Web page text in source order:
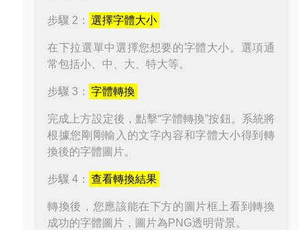
步驟 2： 選擇字體大小
在下拉選單中選擇您想要的字體大小。選項通
常包括小、中、大、特大等。
步驟 3： 字體轉換
完成上方設定後，點擊“字體轉換”按鈕。系統將
根據您剛剛輸入的文字內容和字體大小得到轉
換後的字體圖片。
步驟 4： 查看轉換結果
轉換後，您應該能在下方的圖片框上看到轉換
成功的字體圖片，圖片為PNG透明背景。